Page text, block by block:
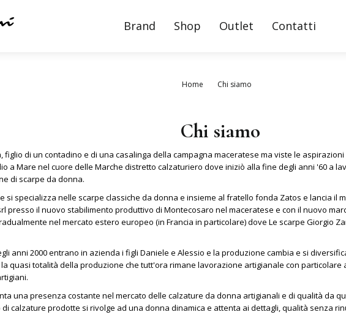
Brand Shop Outlet Contatti
Home Chi siamo
Chi siamo
figlio di un contadino e di una casalinga della campagna maceratese ma viste le
a Mare nel cuore delle Marche distretto calzaturiero dove iniziò alla fine degli anni '60 a
di scarpe da donna.
si specializza nelle scarpe classiche da donna e insieme al fratello fonda Zatos e lancia il
presso il nuovo stabilimento produttivo di Montecosaro nel maceratese e con il nuovo
nel mercato estero europeo (in Francia in particolare) dove Le scarpe Giorgio
anni 2000 entrano in azienda i figli Daniele e Alessio e la produzione cambia e si
quasi totalità della produzione che tutt'ora rimane lavorazione artigianale con
una presenza costante nel mercato delle calzature da donna artigianali e di qualità da
calzature prodotte si rivolge ad una donna dinamica e attenta ai dettagli, qualità senza